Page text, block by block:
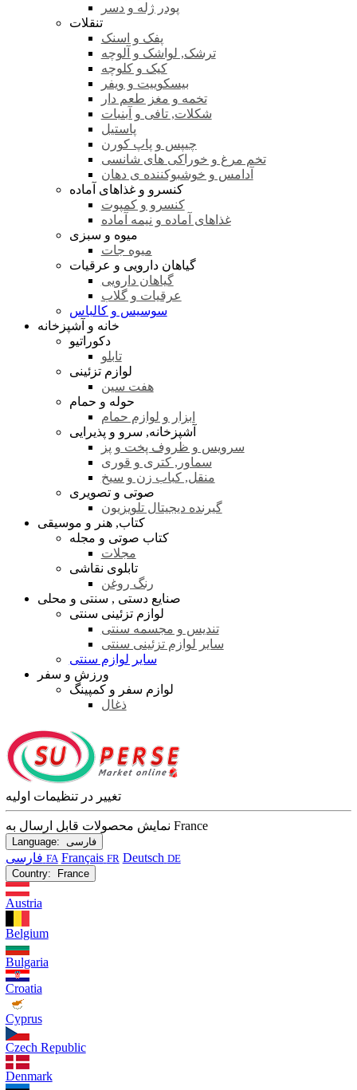
پودر ژله و دسر
تنقلات
پفک و اسنک
ترشک, لواشک و آلوچه
کیک و کلوچه
بیسکوییت و ویفر
تخمه و مغز طعم دار
شکلات, تافی و آبنبات
پاستیل
چیپس و پاپ کورن
تخم مرغ و خوراکی های شانسی
آدامس و خوشبوکننده ی دهان
کنسرو و غذاهای آماده
کنسرو و کمپوت
غذاهای آماده و نیمه آماده
میوه و سبزی
میوه جات
گیاهان دارویی و عرقیات
گیاهان دارویی
عرقیات و گلاب
سوسیس و کالباس
خانه و آشپزخانه
دکوراتیو
تابلو
لوازم تزئینی
هفت سین
حوله و حمام
ابزار و لوازم حمام
آشپزخانه, سرو و پذیرایی
سرویس و ظروف پخت و پز
سماور, کتری و قوری
منقل, کباب زن و سیخ
صوتی و تصویری
گیرنده دیجیتال تلویزیون
کتاب, هنر و موسیقی
کتاب صوتی و مجله
مجلات
تابلوی نقاشی
رنگ روغن
صنایع دستی , سنتی و محلی
لوازم تزئینی سنتی
تندیس و مجسمه سنتی
سایر لوازم تزئینی سنتی
سایر لوازم سنتی
ورزش و سفر
لوازم سفر و کمپینگ
ذغال
تغییر در تنظیمات اولیه
نمایش محصولات قابل ارسال به France
Language: فارسی
فارسی FA Français FR Deutsch DE
Country:
France
Austria
Belgium
Bulgaria
Croatia
Cyprus
Czech Republic
Denmark